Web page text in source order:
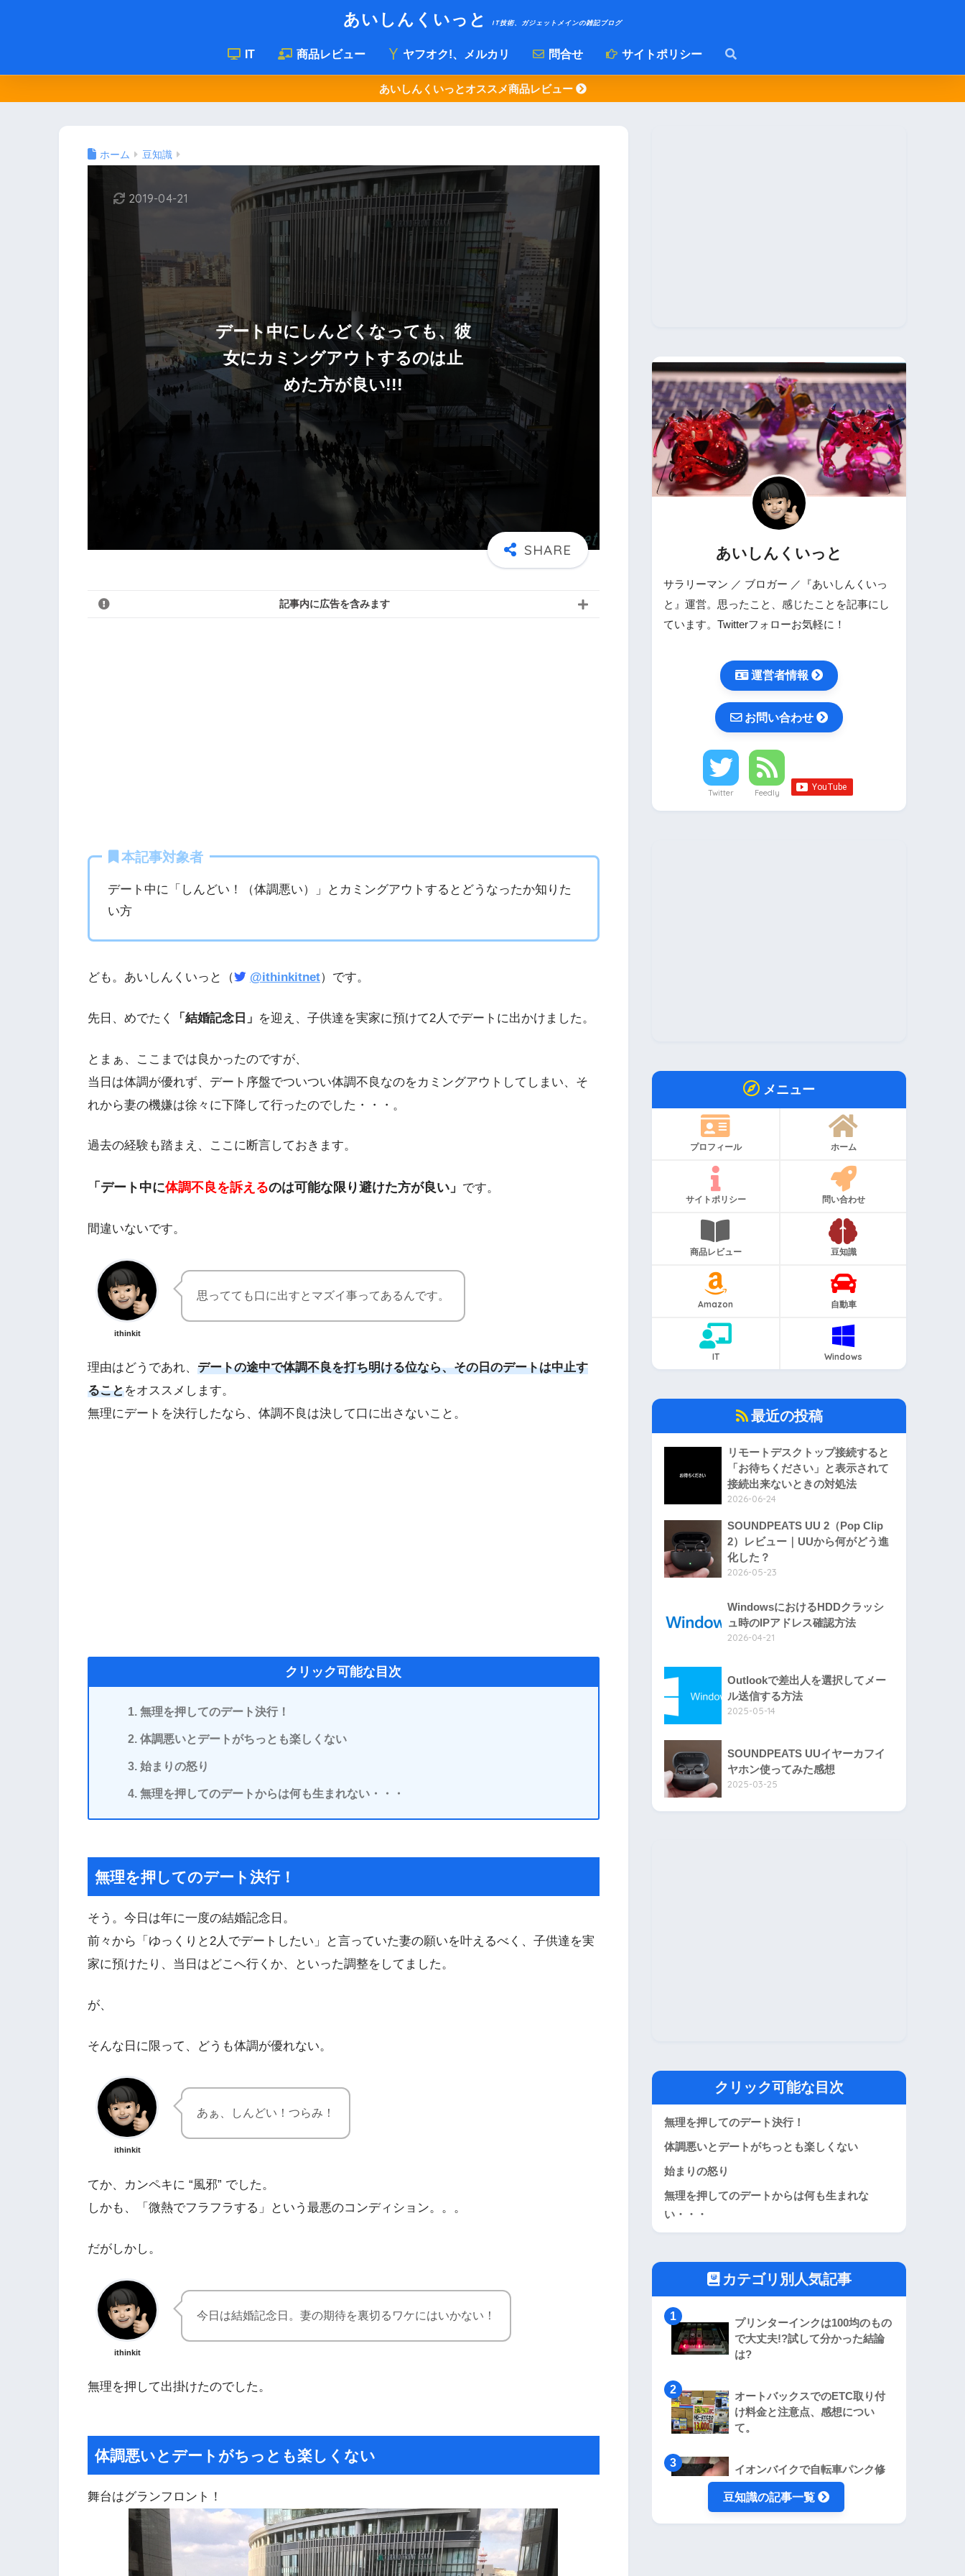
あいしんくいっと IT技術、ガジェットメインの雑記ブログ
IT 商品レビュー ヤフオク!、メルカリ 問合せ サイトポリシー
あいしんくいっとオススメ商品レビュー
ホーム 豆知識
デート中にしんどくなっても、彼
女にカミングアウトするのは止
めた方が良い!!!
2019-04-21
記事内に広告を含みます
本記事対象者
デート中に「しんどい！（体調悪い）」とカミングアウトするとどうなったか知りた
い方
ども。あいしんくいっと（ @ithinkitnet）です。
先日、めでたく 「結婚記念日」 を迎え、子供達を実家に預けて2人でデートに出かけました。
とまぁ、ここまでは良かったのですが、
当日は体調が優れず、デート序盤でついつい体調不良なのをカミングアウトしてしまい、そ
れから妻の機嫌は徐々に下降して行ったのでした・・・。
過去の経験も踏まえ、ここに断言しておきます。
「デート中に体調不良を訴えるのは可能な限り避けた方が良い」 です。
間違いないです。
ithinkit
思ってても口に出すとマズイ事ってあるんです。
理由はどうであれ、 デートの途中で体調不良を打ち明ける位なら、その日のデートは中止す
ることをオススメします。
無理にデートを決行したなら、体調不良は決して口に出さないこと。
クリック可能な目次
無理を押してのデート決行！
体調悪いとデートがちっとも楽しくない
始まりの怒り
無理を押してのデートからは何も生まれない・・・
無理を押してのデート決行！
そう。今日は年に一度の結婚記念日。
前々から「ゆっくりと2人でデートしたい」と言っていた妻の願いを叶えるべく、子供達を実
家に預けたり、当日はどこへ行くか、といった調整をしてました。
が、
そんな日に限って、どうも体調が優れない。
ithinkit
あぁ、しんどい！つらみ！
てか、カンペキに “風邪” でした。
しかも、「微熱でフラフラする」という最悪のコンディション。。。
だがしかし。
ithinkit
今日は結婚記念日。妻の期待を裏切るワケにはいかない！
無理を押して出掛けたのでした。
体調悪いとデートがちっとも楽しくない
舞台はグランフロント！
あいしんくいっと
サラリーマン ／ ブロガー ／『あいしんくいっ
と』運営。思ったこと、感じたことを記事にし
ています。Twitterフォローお気軽に！
運営者情報
お問い合わせ
Twitter Feedly
メニュー
プロフィール ホーム
サイトポリシー 問い合わせ
商品レビュー 豆知識
Amazon 自動車
IT Windows
最近の投稿
リモートデスクトップ接続すると
「お待ちください」と表示されて
接続出来ないときの対処法
2026-06-24
SOUNDPEATS UU 2（Pop Clip
2）レビュー｜UUから何がどう進
化した？
2026-05-23
WindowsにおけるHDDクラッシ
ュ時のIPアドレス確認方法
2026-04-21
Outlookで差出人を選択してメー
ル送信する方法
2025-05-14
SOUNDPEATS UUイヤーカフイ
ヤホン使ってみた感想
2025-03-25
クリック可能な目次
無理を押してのデート決行！
体調悪いとデートがちっとも楽しくない
始まりの怒り
無理を押してのデートからは何も生まれな
い・・・
カテゴリ別人気記事
プリンターインクは100均のもの
で大丈夫!?試して分かった結論
は?
オートバックスでのETC取り付
け料金と注意点、感想につい
て。
イオンバイクで自転車パンク修
理！かかった費用、時間につい
て
豆知識の記事一覧